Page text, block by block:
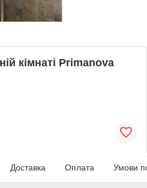
кімнаті Primanova
Доставка Оплата Умови